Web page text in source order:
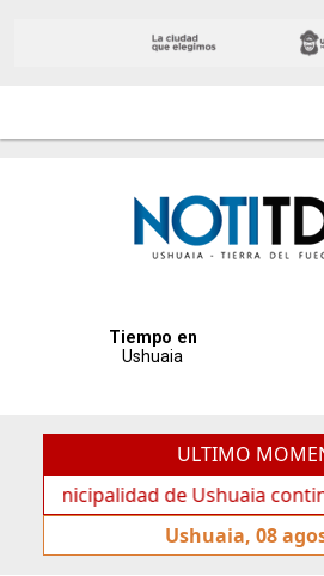
ULTIMO
de Ushuaia continúa con
Ushuaia, 08